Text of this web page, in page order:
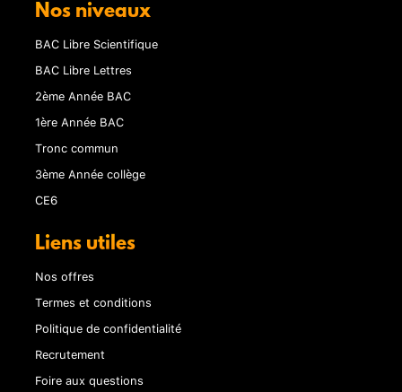
Nos niveaux
BAC Libre Scientifique
BAC Libre Lettres
2ème Année BAC
1ère Année BAC
Tronc commun
3ème Année collège
CE6
Liens utiles
Nos offres
Termes et conditions
Politique de confidentialité
Recrutement
Foire aux questions